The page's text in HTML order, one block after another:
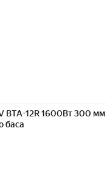
BTA-12R 1600Вт 300
баса